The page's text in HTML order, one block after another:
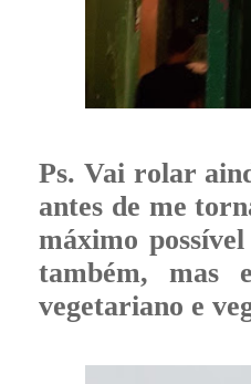
Ps. Vai rolar
antes de me
máximo
também, mas
vegetariano e